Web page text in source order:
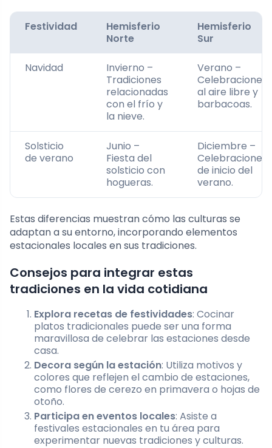
Festividad
Hemisferio
Norte
Hemisferio
Sur
Navidad
Invierno –
Tradiciones
relacionadas
con el frío y
la nieve.
Verano –
Celebraciones
al aire libre y
barbacoas.
Solsticio
de verano
Junio –
Fiesta del
solsticio con
hogueras.
Diciembre –
Celebraciones
de inicio del
verano.
Estas diferencias muestran cómo las culturas se
adaptan a su entorno, incorporando elementos
estacionales locales en sus tradiciones.
Consejos para integrar estas
tradiciones en la vida cotidiana
Explora recetas de festividades: Cocinar
platos tradicionales puede ser una forma
maravillosa de celebrar las estaciones desde
casa.
Decora según la estación: Utiliza motivos y
colores que reflejen el cambio de estaciones,
como flores de cerezo en primavera o hojas de
otoño.
Participa en eventos locales: Asiste a
festivales estacionales en tu área para
experimentar nuevas tradiciones y culturas.